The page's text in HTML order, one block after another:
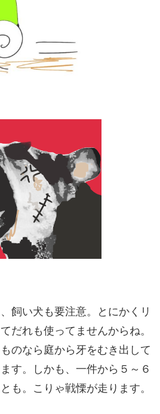
飼い犬も要注意。とにかくリ
だれも使ってませんからね。
のなら庭から牙をむき出して
す。しかも、一件から５～６
も。こりゃ戦慄が走ります。